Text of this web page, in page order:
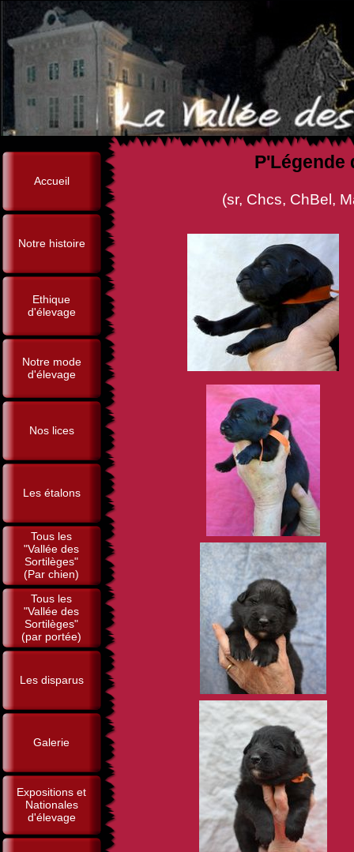
Accueil
Notre histoire
Ethique
d'élevage
Notre mode
d'élevage
Nos lices
Les étalons
Tous les
"Vallée des
Sortilèges"
(Par chien)
Tous les
"Vallée des
Sortilèges"
(par portée)
Les disparus
Galerie
Expositions et
Nationales
d'élevage
P'Légende
(sr, Chcs, ChBel, Man in